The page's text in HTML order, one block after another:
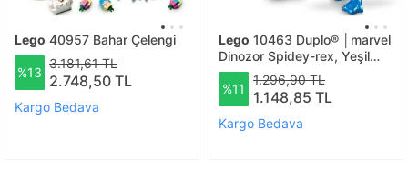
Lego 40957 Bahar Çelengi
%13
3.181,61 TL
2.748,50 TL
Kargo Bedava
Lego 10463 Duplo® │marvel
Dinozor Spidey-rex, Yeşil
Goblin’e Karşı
%11
1.296,90 TL
1.148,85 TL
Kargo Bedava